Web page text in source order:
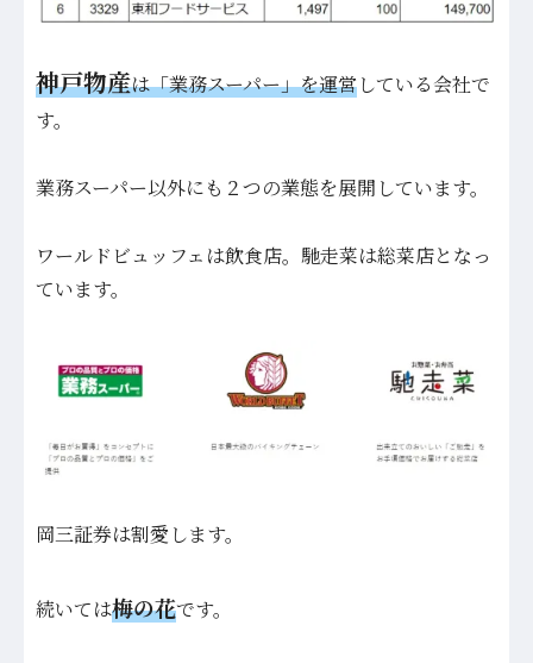
神戸物産は「業務スーパー」を運営している会社で
す。
業務スーパー以外にも２つの業態を展開しています。
ワールドビュッフェは飲食店。馳走菜は総菜店となっ
ています。
岡三証券は割愛します。
続いては梅の花です。